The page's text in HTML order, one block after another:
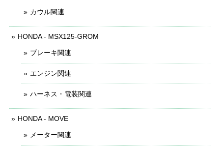
カウル関連
HONDA - MSX125-GROM
ブレーキ関連
エンジン関連
ハーネス・電装関連
HONDA - MOVE
メーター関連